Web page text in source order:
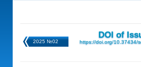
2025 №02
DOI of
https://doi.org/10.37434/